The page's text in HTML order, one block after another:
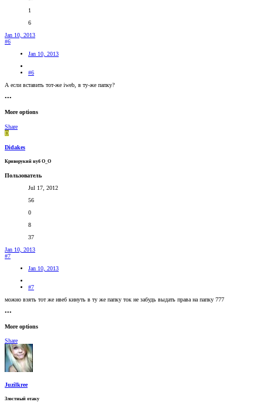
1
6
Jan 10, 2013
#6
Jan 10, 2013
#6
А если вставить тот-же iweb, в ту-же папку?
•••
More options
Share
D
Didakes
Криворукий нуб О_О
Пользователь
Jul 17, 2012
56
0
8
37
Jan 10, 2013
#7
Jan 10, 2013
#7
можно взять тот же ивеб кинуть в ту же папку ток не забудь выдать права на папку 777
•••
More options
Share
Juzilkree
Злостный отаку